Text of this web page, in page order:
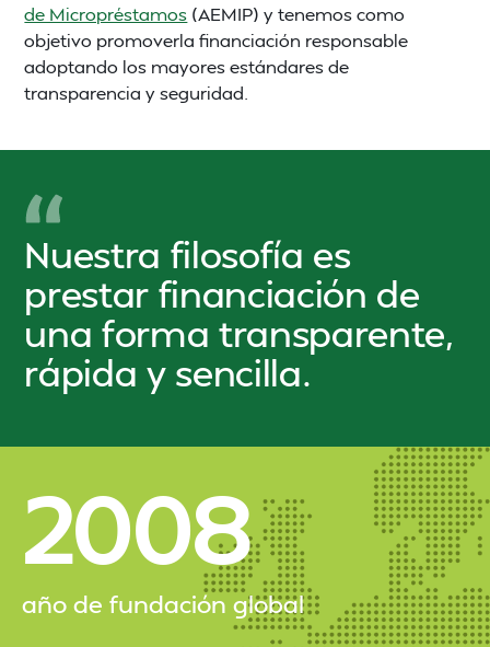
de Micropréstamos (AEMIP) y tenemos como
objetivo promoverla financiación responsable
adoptando los mayores estándares de
transparencia y seguridad.
Nuestra filosofía es
prestar financiación de
una forma transparente,
rápida y sencilla.
2008
año de fundación global